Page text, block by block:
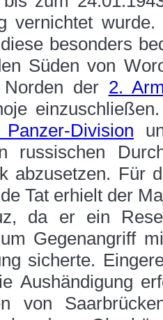
vernichtet
besonders
Süden von
der 2.
Division
russischen
abzusetzen. Für
Tat erhielt der
da er ein
Gegenangriff
sicherte.
Aushändigung
von